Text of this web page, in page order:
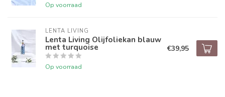
Op voorraad
LENTA LIVING
Lenta Living Olijfoliekan blauw
met turquoise
Op voorraad
€39,95